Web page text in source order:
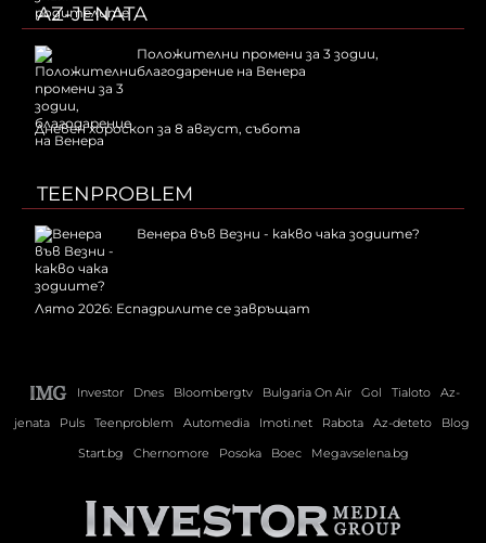
AZ-JENATA
Положителни промени за 3 зодии,
благодарение на Венера
Дневен хороскоп за 8 август, събота
TEENPROBLEM
Венера във Везни - какво чака зодиите?
Лято 2026: Еспадрилите се завръщат
Investor Dnes Bloombergtv Bulgaria On Air Gol Tialoto
Az-
jenata
Puls Teenproblem Automedia Imoti.net Rabota Az-deteto
Blog
Start.bg
Chernomore Posoka Boec Megavselena.bg